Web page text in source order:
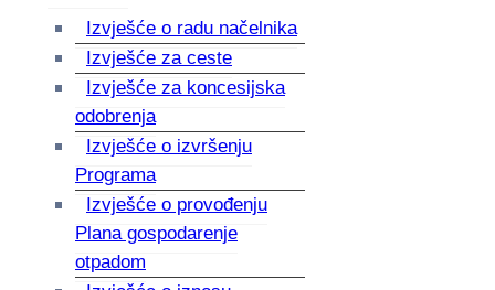
Izvješće o radu načelnika
Izvješće za ceste
Izvješće za koncesijska
odobrenja
Izvješće o izvršenju
Programa
Izvješće o provođenju
Plana gospodarenje
otpadom